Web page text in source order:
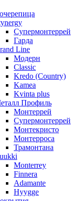
Супермонтеррей
Гарда
Line
Модерн
Classic
Kredo (Country)
Kamea
Kvinta plus
Профиль
Монтеррей
Супермонтеррей
Монтекристо
Монтерроса
Трамонтана
Monterrey
Finnera
Adamante
Hyygge